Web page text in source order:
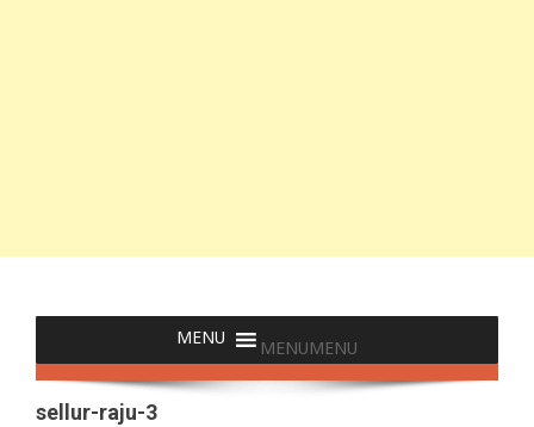
MENUMENU
sellur-raju-3